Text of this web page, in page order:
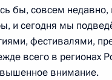
о внесении
местного
бы, совсем недавно,
и сегодня мы
фестивалями,
всего в регионах
внимание.